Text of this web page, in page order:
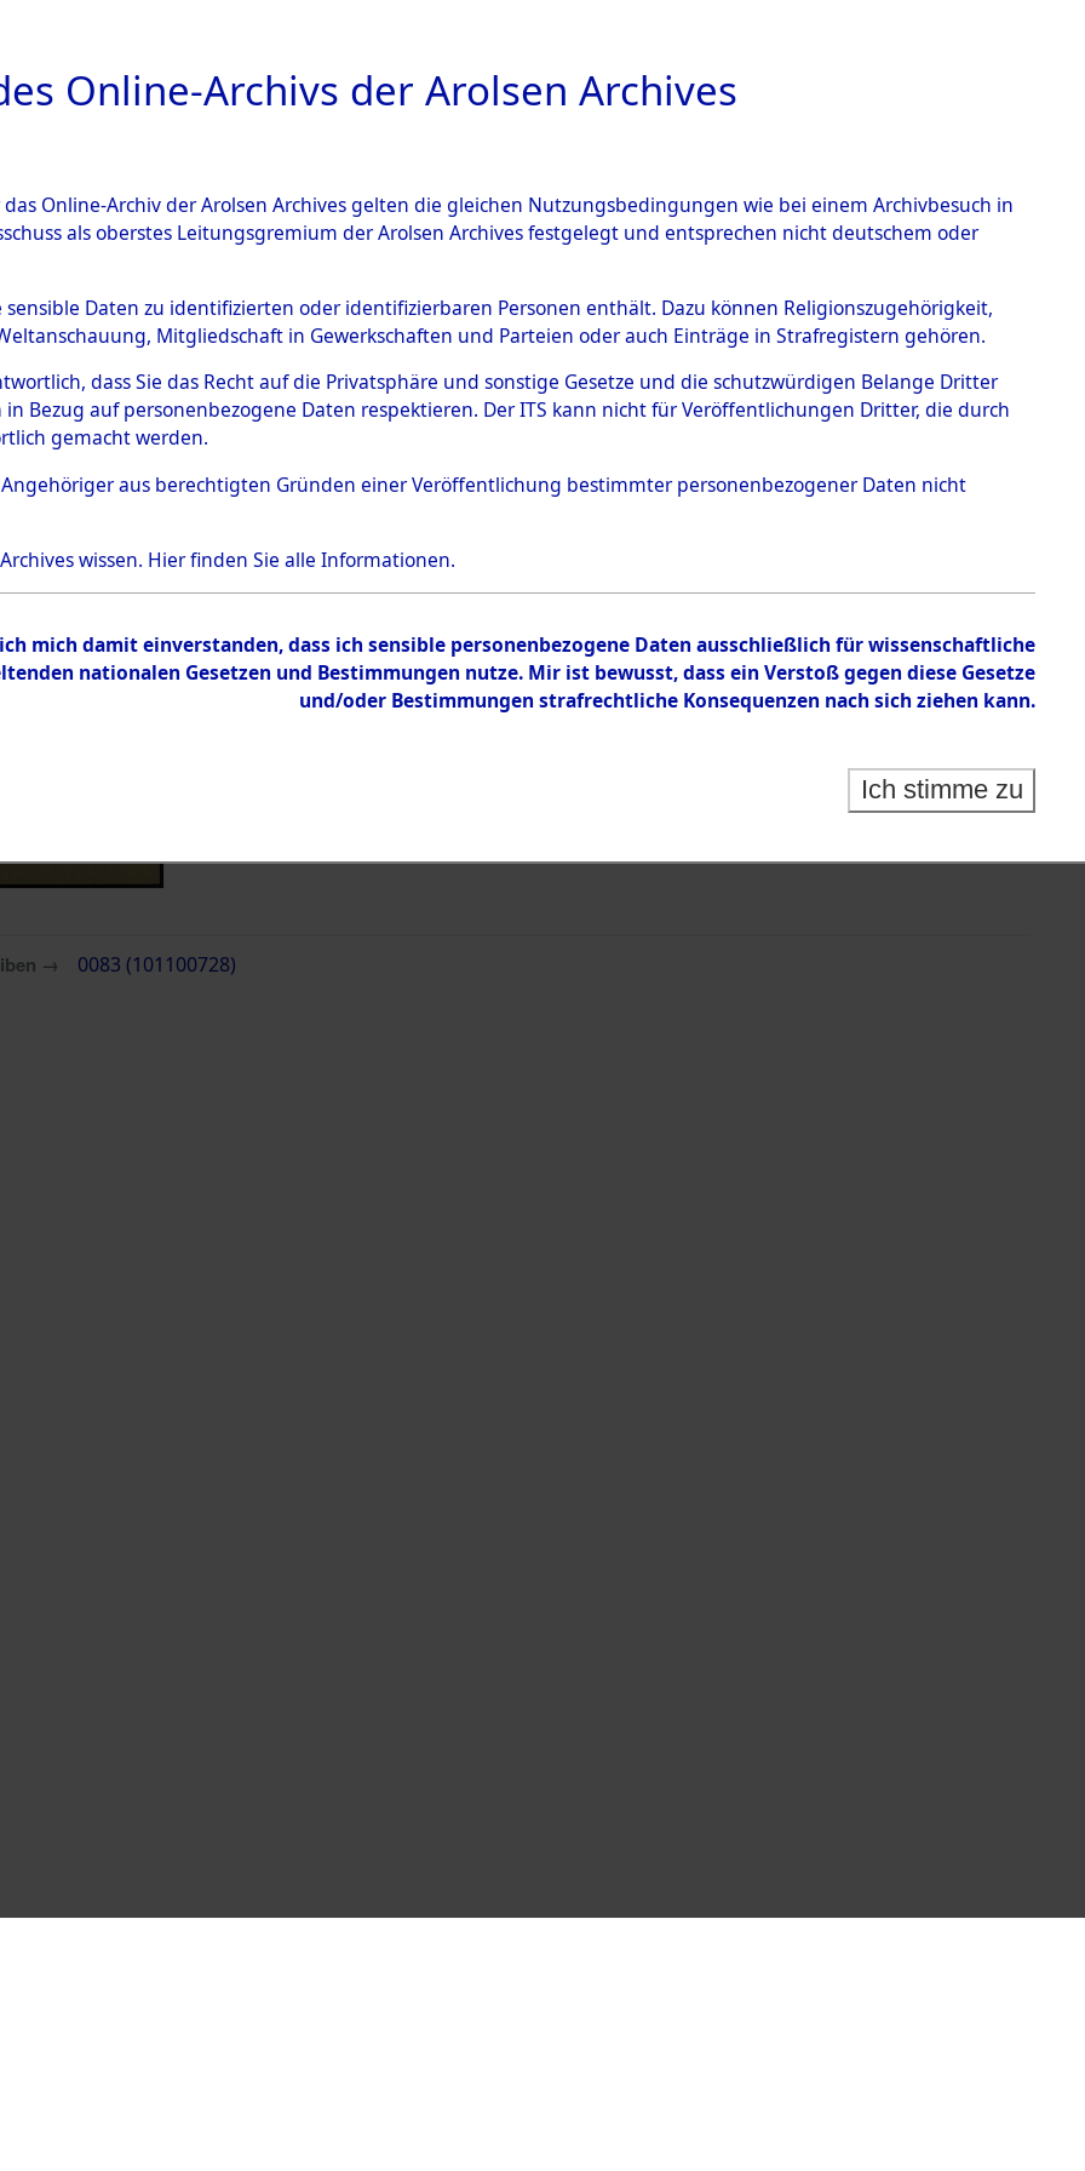
ARCHIVALE ÜBERSICHT BILD
→Kreis Celle→0083 (101100728)
0083 (101100728)
Übergeordnetes
Niedersachsen
Inhalt
Zur Übersicht
→ 0083 (101100728)
Online-Archivs der Arolsen Archives
Online-Archiv der Arolsen Archives gelten die gleichen Nutzungsbedingungen wie bei einem Archivbesuch in
als oberstes Leitungsgremium der Arolsen Archives festgelegt und entsprechen nicht deutschem oder
sensible Daten zu identifizierten oder identifizierbaren Personen enthält. Dazu können Religionszugehörigkeit,
Mitgliedschaft in Gewerkschaften und Parteien oder auch Einträge in Strafregistern gehören.
dass Sie das Recht auf die Privatsphäre und sonstige Gesetze und die schutzwürdigen Belange Dritter
Bezug auf personenbezogene Daten respektieren. Der ITS kann nicht für Veröffentlichungen Dritter, die durch
gemacht werden.
Angehöriger aus berechtigten Gründen einer Veröffentlichung bestimmter personenbezogener Daten nicht
wissen. Hierfinden Sie alle Informationen.
mich damit einverstanden, dass ich sensible personenbezogene Daten ausschließlich für wissenschaftliche
nationalen Gesetzen und Bestimmungen nutze. Mir ist bewusst, dass ein Verstoß gegen diese Gesetze
und/oder Bestimmungen strafrechtliche Konsequenzen nach sich ziehen kann.
Ich stimme zu